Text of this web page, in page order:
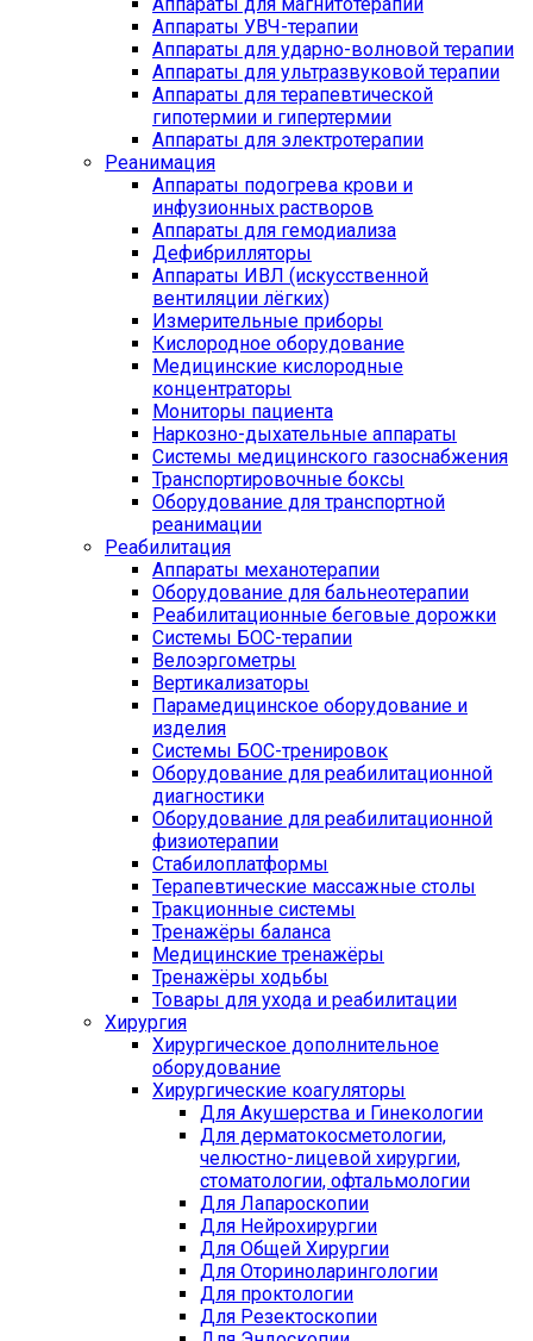
Аппараты УВЧ-терапии
Аппараты для ударно-волновой терапии
Аппараты для ультразвуковой терапии
Аппараты для терапевтической
гипотермии и гипертермии
Аппараты для электротерапии
Реанимация
Аппараты подогрева крови и
инфузионных растворов
Аппараты для гемодиализа
Дефибрилляторы
Аппараты ИВЛ (искусственной
вентиляции лёгких)
Измерительные приборы
Кислородное оборудование
Медицинские кислородные
концентраторы
Мониторы пациента
Наркозно-дыхательные аппараты
Системы медицинского газоснабжения
Транспортировочные боксы
Оборудование для транспортной
реанимации
Реабилитация
Аппараты механотерапии
Оборудование для бальнеотерапии
Реабилитационные беговые дорожки
Системы БОС-терапии
Велоэргометры
Вертикализаторы
Парамедицинское оборудование и
изделия
Системы БОС-тренировок
Оборудование для реабилитационной
диагностики
Оборудование для реабилитационной
физиотерапии
Стабилоплатформы
Терапевтические массажные столы
Тракционные системы
Тренажёры баланса
Медицинские тренажёры
Тренажёры ходьбы
Товары для ухода и реабилитации
Хирургия
Хирургическое дополнительное
оборудование
Хирургические коагуляторы
Для Акушерства и Гинекологии
Для дерматокосметологии,
челюстно-лицевой хирургии,
стоматологии, офтальмологии
Для Лапароскопии
Для Нейрохирургии
Для Общей Хирургии
Для Оториноларингологии
Для проктологии
Для Резектоскопии